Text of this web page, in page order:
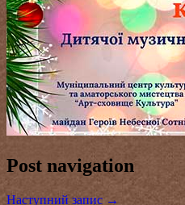
Post navigation
Наступний запис →